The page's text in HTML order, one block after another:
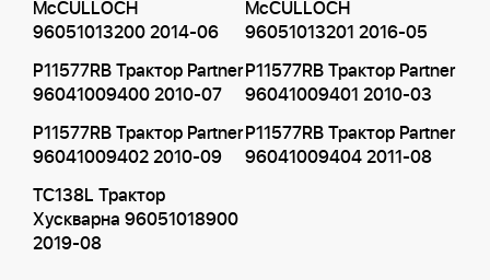
McCULLOCH
96051013200 2014-06
McCULLOCH
96051013201 2016-05
P11577RB Трактор Partner
96041009400 2010-07
P11577RB Трактор Partner
96041009401 2010-03
P11577RB Трактор Partner
96041009402 2010-09
P11577RB Трактор Partner
96041009404 2011-08
TC138L Трактор
Хускварна 96051018900
2019-08